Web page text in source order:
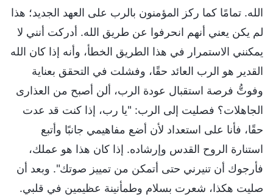
الله. تمامًا كما ركز المؤمنون بالرب على العهد الجديد؛ هذا
لم يكن يعني أنهم انحرفوا عن طريق الله. أدركت أنني لا
يمكنني الاستمرار في هذا الطريق الخطأ، وأنه إذا كان الله
القدير هو الرب العائد حقًا، وفشلت في التحقق بعناية
وفوتُّ فرصة استقبال عودة الرب، ألن أصبح من العذارى
الجاهلات؟ فصليت إلى الرب: "يا رب، إذا كنت قد عدت
حقًا، فأنا على استعداد لأن أضع مفاهيمي جانبًا وأتبع
استنارة الروح القدس وإرشاده. إذا كان هذا هو عملك،
فأرجوك أن تنيرني حتى أتمكن من تمييز صوتك". وبعد أن
صليت هكذا، شعرت بسلام وطمأنينة عظيمين في قلبي.